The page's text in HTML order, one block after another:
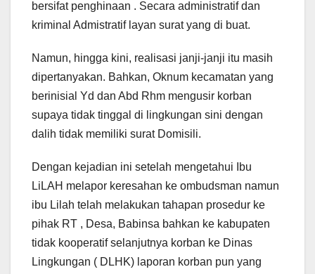
bersifat penghinaan . Secara administratif dan
kriminal Admistratif layan surat yang di buat.
Namun, hingga kini, realisasi janji-janji itu masih
dipertanyakan. Bahkan, Oknum kecamatan yang
berinisial Yd dan Abd Rhm mengusir korban
supaya tidak tinggal di lingkungan sini dengan
dalih tidak memiliki surat Domisili.
Dengan kejadian ini setelah mengetahui Ibu
LiLAH melapor keresahan ke ombudsman namun
ibu Lilah telah melakukan tahapan prosedur ke
pihak RT , Desa, Babinsa bahkan ke kabupaten
tidak kooperatif selanjutnya korban ke Dinas
Lingkungan ( DLHK) laporan korban pun yang